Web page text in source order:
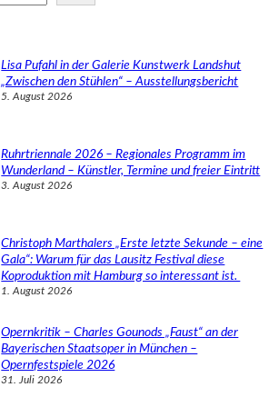
Lisa Pufahl in der Galerie Kunstwerk Landshut
„Zwischen den Stühlen“ – Ausstellungsbericht
5. August 2026
Ruhrtriennale 2026 – Regionales Programm im
Wunderland – Künstler, Termine und freier Eintritt
3. August 2026
Christoph Marthalers „Erste letzte Sekunde – eine
Gala“: Warum für das Lausitz Festival diese
Koproduktion mit Hamburg so interessant ist.
1. August 2026
Opernkritik – Charles Gounods „Faust“ an der
Bayerischen Staatsoper in München –
Opernfestspiele 2026
31. Juli 2026